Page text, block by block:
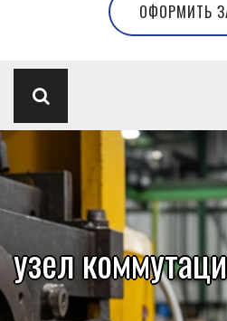
ОФОРМИТЬ
узел